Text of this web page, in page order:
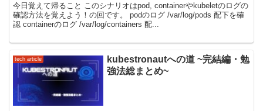
今日覚えて帰ること このシナリオはpod, containerやkubeletのログの
確認方法を覚えよう！の回です。 podのログ /var/log/pods 配下を確
認 containerのログ /var/log/containers 配...
tech article
kubestronautへの道 ~完結編・勉
強法総まとめ~